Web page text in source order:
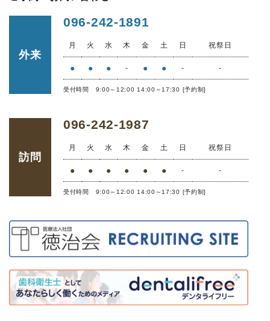
外来
096-242-1891
月 火 水 木 金 土 日 祝祭日
● ● ● - ● ● - -
受付時間 9:00～12:00 14:00～17:30 [予約制]
訪問
096-242-1987
月 火 水 木 金 土 日 祝祭日
● ● ● ● ● ● - -
受付時間 9:00～12:00 14:00～17:30 [予約制]